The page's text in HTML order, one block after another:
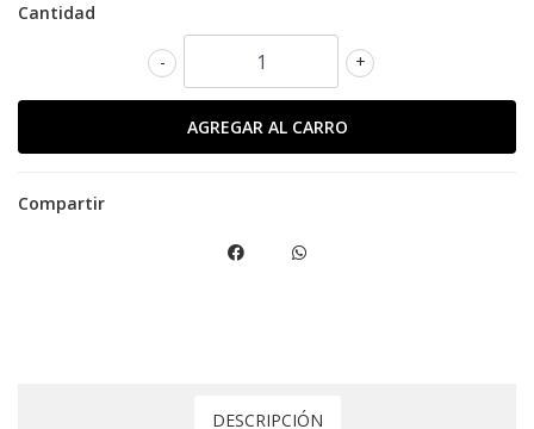
Cantidad
+
-
Compartir
DESCRIPCIÓN